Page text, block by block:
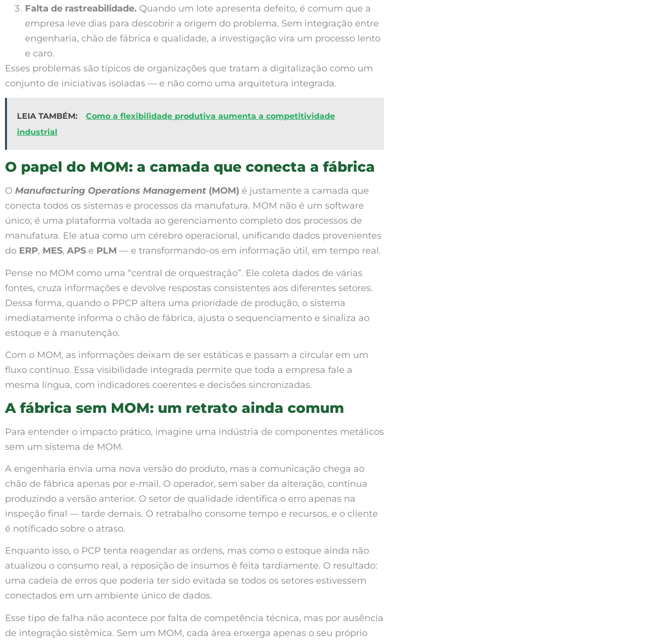
Falta de rastreabilidade. Quando um lote apresenta defeito, é comum que a
empresa leve dias para descobrir a origem do problema. Sem integração entre
engenharia, chão de fábrica e qualidade, a investigação vira um processo lento
e caro.
Esses problemas são típicos de organizações que tratam a digitalização como um
conjunto de iniciativas isoladas — e não como uma arquitetura integrada.
LEIA TAMBÉM:
Como a flexibilidade produtiva aumenta a competitividade
industrial
O papel do MOM: a camada que conecta a fábrica
O Manufacturing Operations Management (MOM) é justamente a camada que
conecta todos os sistemas e processos da manufatura. MOM não é um software
único; é uma plataforma voltada ao gerenciamento completo dos processos de
manufatura. Ele atua como um cérebro operacional, unificando dados provenientes
do ERP, MES, APS e PLM — e transformando-os em informação útil, em tempo real.
Pense no MOM como uma “central de orquestração”. Ele coleta dados de várias
fontes, cruza informações e devolve respostas consistentes aos diferentes setores.
Dessa forma, quando o PPCP altera uma prioridade de produção, o sistema
imediatamente informa o chão de fábrica, ajusta o sequenciamento e sinaliza ao
estoque e à manutenção.
Com o MOM, as informações deixam de ser estáticas e passam a circular em um
fluxo contínuo. Essa visibilidade integrada permite que toda a empresa fale a
mesma língua, com indicadores coerentes e decisões sincronizadas.
A fábrica sem MOM: um retrato ainda comum
Para entender o impacto prático, imagine uma indústria de componentes metálicos
sem um sistema de MOM.
A engenharia envia uma nova versão do produto, mas a comunicação chega ao
chão de fábrica apenas por e-mail. O operador, sem saber da alteração, continua
produzindo a versão anterior. O setor de qualidade identifica o erro apenas na
inspeção final — tarde demais. O retrabalho consome tempo e recursos, e o cliente
é notificado sobre o atraso.
Enquanto isso, o PCP tenta reagendar as ordens, mas como o estoque ainda não
atualizou o consumo real, a reposição de insumos é feita tardiamente. O resultado:
uma cadeia de erros que poderia ter sido evitada se todos os setores estivessem
conectados em um ambiente único de dados.
Esse tipo de falha não acontece por falta de competência técnica, mas por ausência
de integração sistêmica. Sem um MOM, cada área enxerga apenas o seu próprio